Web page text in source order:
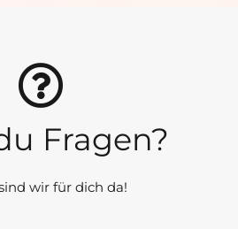
Fragen?
wir für dich da!